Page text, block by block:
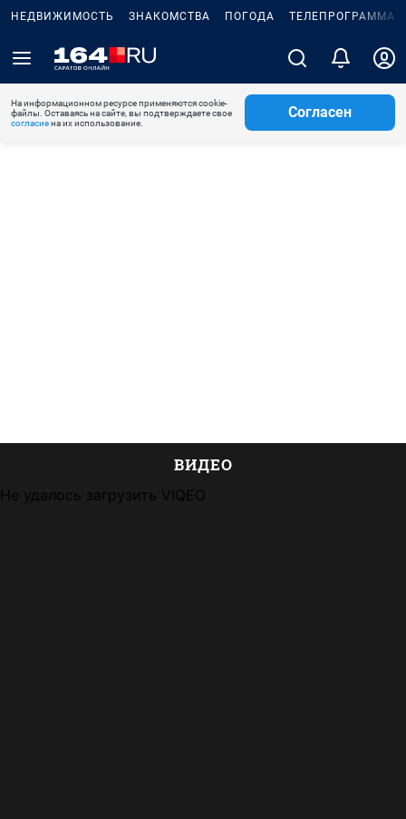
НЕДВИЖИМОСТЬ ЗНАКОМСТВА ПОГОДА ТЕЛЕПРОГРАММА
На информационном ресурсе применяются cookie-
файлы. Оставаясь на сайте, вы подтверждаете свое
согласиена их использование.
Согласен
ВИДЕО
Не удалось загрузить VIQEO